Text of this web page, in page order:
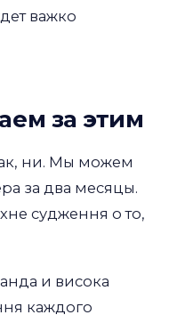
важко
за этим
ни. Мы можем
за два месяцы.
судження о то,
и висока
каждого